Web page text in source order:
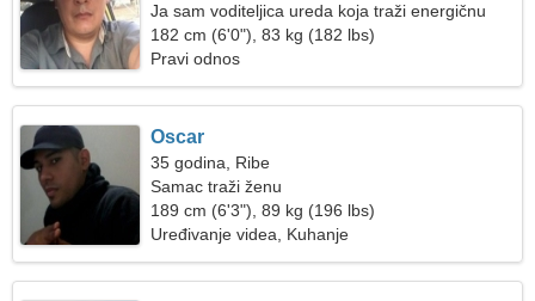
Ja sam voditeljica ureda koja traži energičnu
ženu
182 cm (6'0"), 83 kg (182 lbs)
Pravi odnos
Oscar
35 godina, Ribe
Samac traži ženu
189 cm (6'3"), 89 kg (196 lbs)
Uređivanje videa, Kuhanje